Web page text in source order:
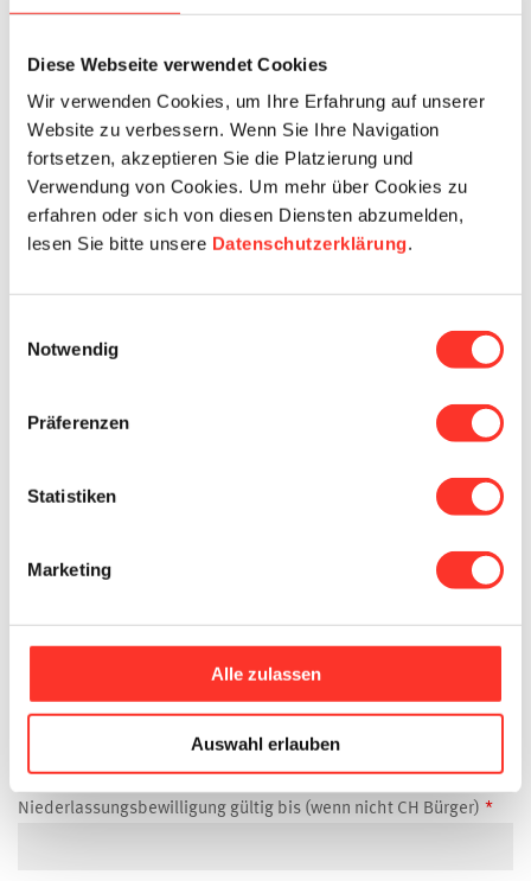
Diese Webseite verwendet Cookies
Wir verwenden Cookies, um Ihre Erfahrung auf unserer
Website zu verbessern. Wenn Sie Ihre Navigation
fortsetzen, akzeptieren Sie die Platzierung und
Verwendung von Cookies. Um mehr über Cookies zu
erfahren oder sich von diesen Diensten abzumelden,
lesen Sie bitte unsere Datenschutzerklärung.
Notwendig
Präferenzen
Statistiken
Marketing
Alle zulassen
Auswahl erlauben
E-Mail
Details
Verfügbar ab
Nationalität
Niederlassungsbewilligung (wenn nicht CH Bürger)
Niederlassungsbewilligung gültig bis (wenn nicht CH Bürger)